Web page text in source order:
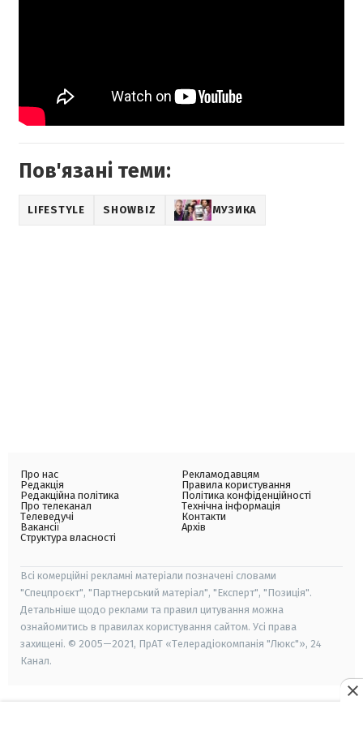
Пов'язані теми:
LIFESTYLE SHOWBIZ МУЗИКА
Про нас
Редакція
Редакційна політика
Про телеканал
Телеведучі
Вакансії
Структура власності
Рекламодавцям
Правила користування
Політика конфіденційності
Технічна інформація
Контакти
Архів
Всі комерційні рекламні матеріали позначені словами
"Спецпроєкт", "Партнерський матеріал", "Експерт", "Позиція".
Детальніше щодо реклами та правил цитування можна
ознайомитись в правилах користування сайтом. Усі права
захищені. © 2005—2021, ПрАТ «Телерадіокомпанія "Люкс"», 24
Канал.